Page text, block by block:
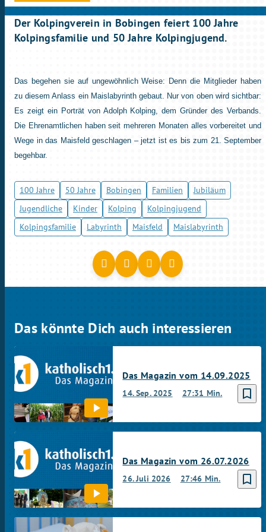
Der Kolpingverein in Bobingen feiert 100 Jahre
Kolpingsfamilie und 50 Jahre Kolpingjugend.
Das begehen sie auf ungewöhnlich Weise: Denn die Mitglieder haben
zu diesem Anlass ein Maislabyrinth gebaut. Nur von oben wird sichtbar:
Es zeigt ein Porträt von Adolph Kolping, dem Gründer des Verbands.
Die Ehrenamtlichen haben seit mehreren Monaten alles vorbereitet und
Wege in das Maisfeld geschlagen – jetzt ist es bis zum 21. September
begehbar.
100 Jahre 50 Jahre Bobingen Familien
Jubiläum
Jugendliche
Kinder Kolping
Kolpingjugend
Kolpingsfamilie
Labyrinth Maisfeld Maislabyrinth
Das könnte Dich auch interessieren
bookmark_border
14. Sep. 2025 27:31 Min.
Das Magazin vom 14.09.2025
bookmark_border
26. Juli 2026 27:46 Min.
Das Magazin vom 26.07.2026